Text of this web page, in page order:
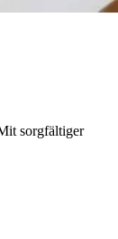
sorgfältiger